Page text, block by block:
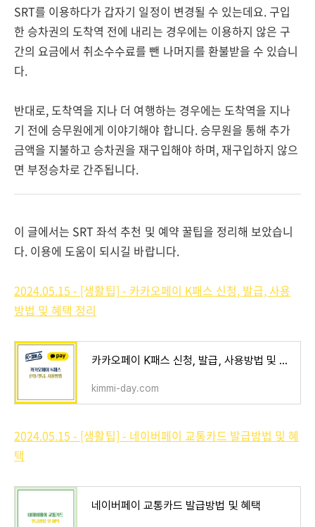
SRT를 이용하다가 갑자기 일정이 변경될 수 있는데요. 구입
한 승차권의 도착역 전에 내리는 경우에는 이용하지 않은 구
간의 요금에서 취소수수료를 뺀 나머지를 환불받을 수 있습니
다.
반대로, 도착역을 지나 더 여행하는 경우에는 도착역을 지나
기 전에 승무원에게 이야기해야 합니다. 승무원을 통해 추가
금액을 지불하고 승차권을 재구입해야 하며, 재구입하지 않으
면 부정승차로 간주됩니다.
이 글에서는 SRT 좌석 추천 및 예약 꿀팁을 정리해 보았습니
다. 이용에 도움이 되시길 바랍니다.
2024.05.15 - [생활팁] - 카카오페이 K패스 신청, 발급, 사용
방법 및 혜택 정리
카카오페이 K패스 신청, 발급, 사용방법 및 혜택 정리
kimmi-day.com
2024.05.15 - [생활팁] - 네이버페이 교통카드 발급방법 및 혜
택
네이버페이 교통카드 발급방법 및 혜택